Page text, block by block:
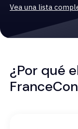
Vea una lista
¿Por qué